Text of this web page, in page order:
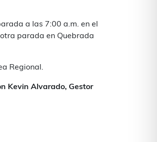
a las 7:00 a.m. en el
parada en Quebrada
Regional.
Kevin Alvarado, Gestor